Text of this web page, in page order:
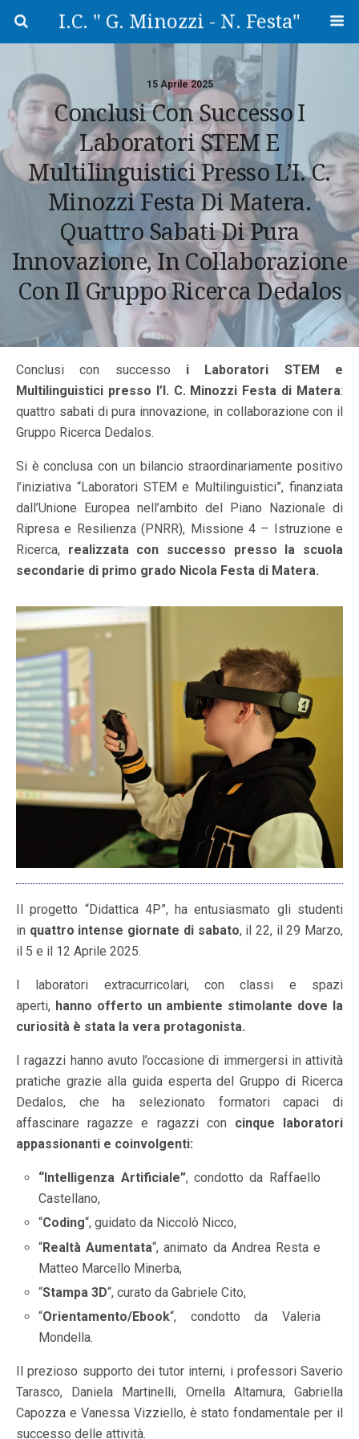
I.C. " G. Minozzi - N. Festa"
15 Aprile 2025
Conclusi Con Successo I
Laboratori STEM E
Multilinguistici Presso L’I. C.
Minozzi Festa Di Matera.
Quattro Sabati Di Pura
Innovazione, In Collaborazione
Con Il Gruppo Ricerca Dedalos
Conclusi con successo i Laboratori STEM e
Multilinguistici presso l’I. C. Minozzi Festa di Matera:
quattro sabati di pura innovazione, in collaborazione con il
Gruppo Ricerca Dedalos.
Si è conclusa con un bilancio straordinariamente positivo
l’iniziativa “Laboratori STEM e Multilinguistici”, finanziata
dall’Unione Europea nell’ambito del Piano Nazionale di
Ripresa e Resilienza (PNRR), Missione 4 – Istruzione e
Ricerca, realizzata con successo presso la scuola
secondarie di primo grado Nicola Festa di Matera.
Il progetto “Didattica 4P”, ha entusiasmato gli studenti
in quattro intense giornate di sabato, il 22, il 29 Marzo,
il 5 e il 12 Aprile 2025.
I laboratori extracurricolari, con classi e spazi
aperti, hanno offerto un ambiente stimolante dove la
curiosità è stata la vera protagonista.
I ragazzi hanno avuto l’occasione di immergersi in attività
pratiche grazie alla guida esperta del Gruppo di Ricerca
Dedalos, che ha selezionato formatori capaci di
affascinare ragazze e ragazzi con cinque laboratori
appassionanti e coinvolgenti:
“Intelligenza Artificiale”, condotto da Raffaello
Castellano,
“Coding“, guidato da Niccolò Nicco,
“Realtà Aumentata“, animato da Andrea Resta e
Matteo Marcello Minerba,
“Stampa 3D“, curato da Gabriele Cito,
“Orientamento/Ebook“, condotto da Valeria
Mondella.
Il prezioso supporto dei tutor interni, i professori Saverio
Tarasco, Daniela Martinelli, Ornella Altamura, Gabriella
Capozza e Vanessa Vizziello, è stato fondamentale per il
successo delle attività.